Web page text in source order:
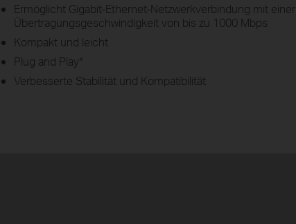
Ermöglicht Gigabit-Ethernet-Netzwerkverbindung mit einer
Übertragungsgeschwindigkeit von bis zu 1000 Mbps
Kompakt und leicht
Plug and Play*
Verbesserte Stabilität und Kompatibilität